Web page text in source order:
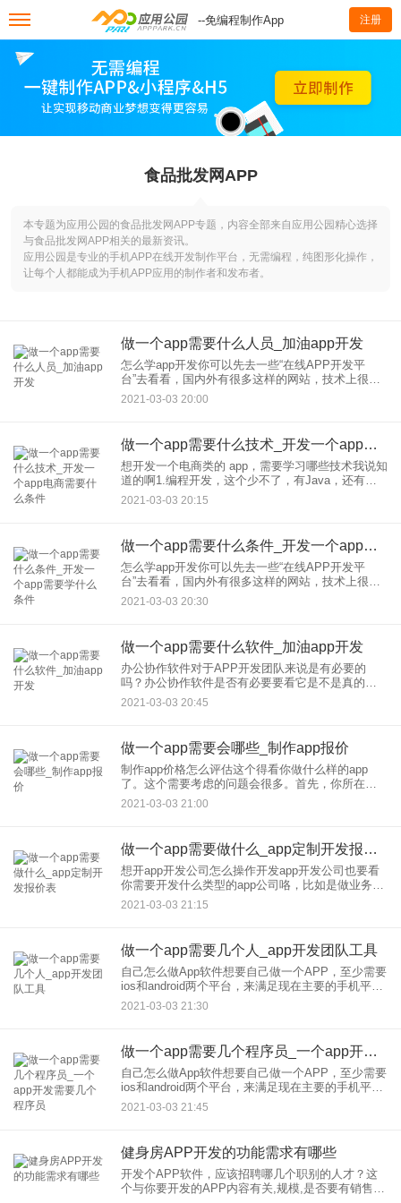
--免编程制作App 注册
食品批发网APP
本专题为应用公园的食品批发网APP专题，内容全部来自应用公园精心选择
与食品批发网APP相关的最新资讯。
应用公园是专业的手机APP在线开发制作平台，无需编程，纯图形化操作，
让每个人都能成为手机APP应用的制作者和发布者。
做一个app需要什么人员_加油app开发
怎么学app开发你可以先去一些“在线APP开发平
台”去看看，国内外有很多这样的网站，技术上很成
熟了。主要是面向没有技术的普通用户，提供免费
的app制作服务。做一个APP就几分钟吧，操作简
2021-03-03 20:00
做一个app需要什么技术_开发一个app电商需要什么条件
想开发一个电商类的 app，需要学习哪些技术我说知
道的啊1.编程开发，这个少不了，有Java，还有什
么苹果开发，安卓开发，前端后端的我搞不清楚。
反正就是编程。APP类的应该是安卓和ios开发2.开
2021-03-03 20:15
做一个app需要什么条件_开发一个app需要学什么条件
怎么学app开发你可以先去一些“在线APP开发平
台”去看看，国内外有很多这样的网站，技术上很成
熟了。主要是面向没有技术的普通用户，提供免费
的app制作服务。做一个APP就几分钟吧，操作简
2021-03-03 20:30
做一个app需要什么软件_加油app开发
办公协作软件对于APP开发团队来说是有必要的
吗？办公协作软件是否有必要要看它是不是真的对
工作有所帮助，如果现有的工具已经能满足需求
了，那就没有必要再下载一个新的软件了。像APP
2021-03-03 20:45
做一个app需要会哪些_制作app报价
制作app价格怎么评估这个得看你做什么样的app
了。这个需要考虑的问题会很多。首先，你所在的
城市发展水平，发展程度较高的地区开发成本会很
高，一般来说北上广深开发成本较高，然后需要综
2021-03-03 21:00
做一个app需要做什么_app定制开发报价表
想开app开发公司怎么操作开发app开发公司也要看
你需要开发什么类型的app公司咯，比如是做业务代
理的话，资金投入不会很大，你只需要注册一个公
司，然后找一些大型的app开发公司合作，把接到的
2021-03-03 21:15
做一个app需要几个人_app开发团队工具
自己怎么做App软件想要自己做一个APP，至少需要
ios和android两个平台，来满足现在主要的手机平台
使用用户。当然这是比较比较全面的要求，如果自
己做一个APP的话，你要懂得美工、ui设计、编程、
2021-03-03 21:30
做一个app需要几个程序员_一个app开发需要几个程序员
自己怎么做App软件想要自己做一个APP，至少需要
ios和android两个平台，来满足现在主要的手机平台
使用用户。当然这是比较比较全面的要求，如果自
己做一个APP的话，你要懂得美工、ui设计、编程、
2021-03-03 21:45
健身房APP开发的功能需求有哪些
开发个APP软件，应该招聘哪几个职别的人才？这
个与你要开发的APP内容有关,规模,是否要有销售等